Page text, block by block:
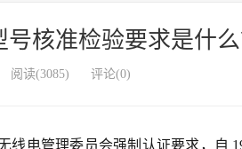
核准检验要求是什么
阅读(3085) 评论(0)
线电管理委员会强制认证要求，自